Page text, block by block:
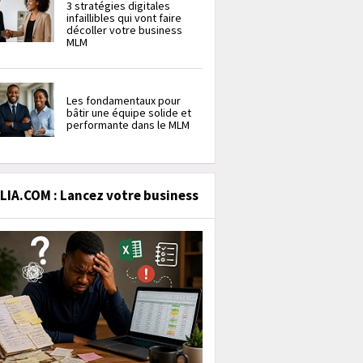
3 stratégies digitales
infaillibles qui vont faire
décoller votre business
MLM
Les fondamentaux pour
bâtir une équipe solide et
performante dans le MLM
: Lancez votre business